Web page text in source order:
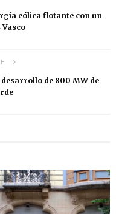
eólica flotante con un
de 800 MW de